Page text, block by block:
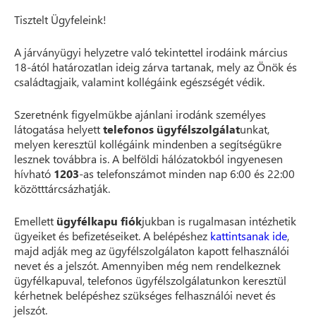
Tisztelt Ügyfeleink!
A járványügyi helyzetre való tekintettel irodáink március
18-ától határozatlan ideig zárva tartanak, mely az Önök és
családtagjaik, valamint kollégáink egészségét védik.
Szeretnénk figyelmükbe ajánlani irodánk személyes
látogatása helyetttelefonos ügyfélszolgálatunkat,
melyen keresztül kollégáink mindenben a segítségükre
lesznek továbbra is. A belföldi hálózatokból ingyenesen
hívható 1203-as telefonszámot minden nap 6:00 és 22:00
közötttárcsázhatják.
Emellett ügyfélkapu fiókjukban is rugalmasan intézhetik
ügyeiket és befizetéseiket. A belépéshez kattintsanak ide,
majd adják meg az ügyfélszolgálaton kapott felhasználói
nevet és a jelszót. Amennyiben még nem rendelkeznek
ügyfélkapuval, telefonos ügyfélszolgálatunkon keresztül
kérhetnek belépéshez szükséges felhasználói nevet és
jelszót.